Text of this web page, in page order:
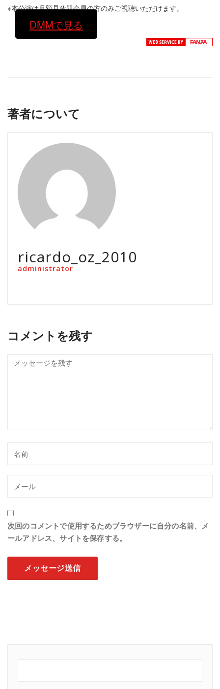
※本公演は月額見放題会員の方のみご視聴いただけます。
DMMで見る
著者について
ricardo_oz_2010
administrator
コメントを残す
次回のコメントで使用するためブラウザーに自分の名前、メ
ールアドレス、サイトを保存する。